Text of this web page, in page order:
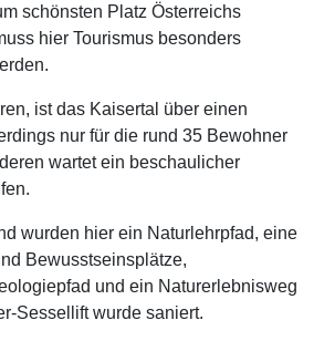
schönsten Platz Österreichs
hier Tourismus besonders
ist das Kaisertal über einen
nur für die rund 35 Bewohner
wartet ein beschaulicher
wurden hier ein Naturlehrpfad, eine
Bewusstseinsplätze,
und ein Naturerlebnisweg
Sessellift wurde saniert.